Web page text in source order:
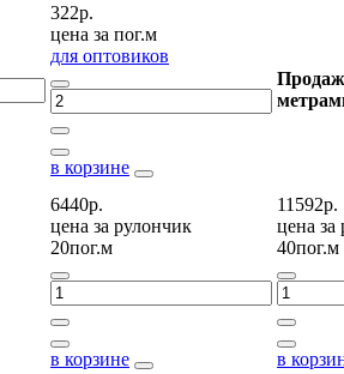
322р.
цена за пог.м
для оптовиков
в корзине
6440р.
цена за рулончик
20пог.м
в корзине
11592р.
цена за
40пог.м
в